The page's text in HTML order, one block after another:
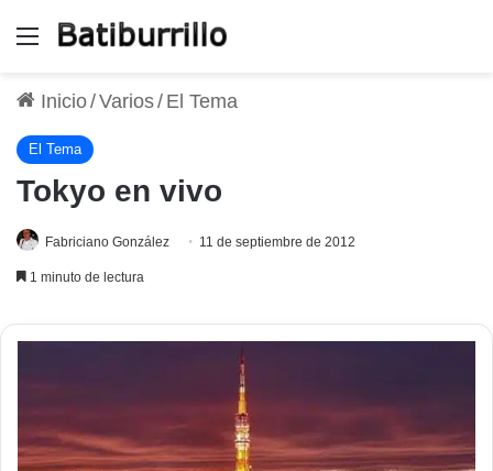
Menú
Inicio/Varios/ El Tema
El Tema
Tokyo en vivo
Fabriciano González 11 de septiembre de 2012
1 minuto de lectura